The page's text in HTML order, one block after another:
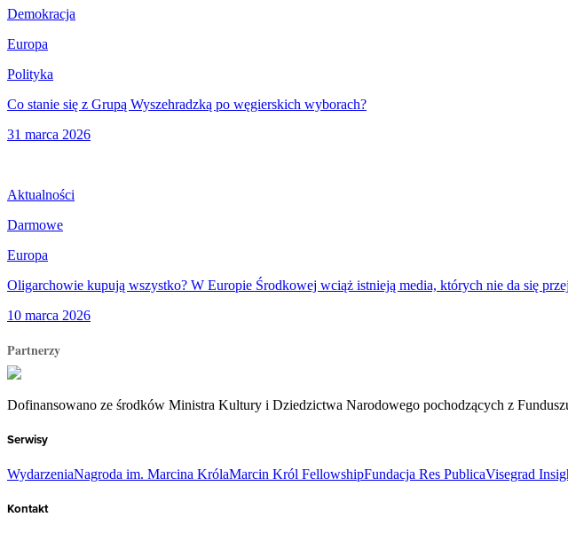
Demokracja
Europa
Polityka
Co stanie się z Grupą Wyszehradzką po węgierskich wyborach?
31 marca 2026
Aktualności
Darmowe
Europa
Oligarchowie kupują wszystko? W Europie Środkowej wciąż istnieją media, których nie da się
10 marca 2026
Partnerzy
Dofinansowano ze środków Ministra Kultury i Dziedzictwa Narodowego pochodzących z
Serwisy
WydarzeniaNagroda im. Marcina KrólaMarcin Król FellowshipFundacja Res PublicaVisegrad
Kontakt